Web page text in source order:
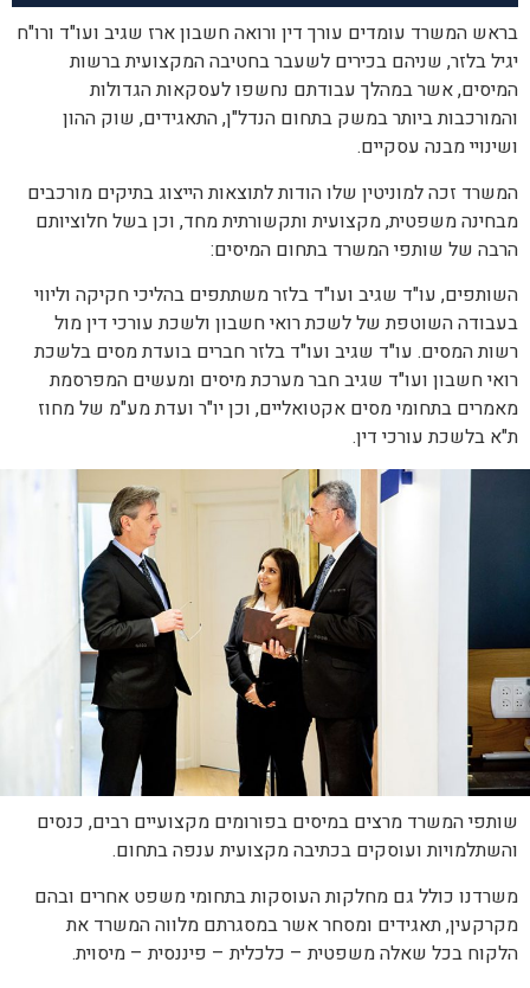
בראש המשרד עומדים עורך דין ורואה חשבון ארז שגיב ועו"ד ורו"ח
יגיל בלזר, שניהם בכירים לשעבר בחטיבה המקצועית ברשות
המיסים, אשר במהלך עבודתם נחשפו לעסקאות הגדולות
והמורכבות ביותר במשק בתחום הנדל"ן, התאגידים, שוק ההון
ושינויי מבנה עסקיים.
המשרד זכה למוניטין שלו הודות לתוצאות הייצוג בתיקים מורכבים
מבחינה משפטית, מקצועית ותקשורתית מחד, וכן בשל חלוציותם
הרבה של שותפי המשרד בתחום המיסים:
השותפים, עו"ד שגיב ועו"ד בלזר משתתפים בהליכי חקיקה וליווי
בעבודה השוטפת של לשכת רואי חשבון ולשכת עורכי דין מול
רשות המסים. עו"ד שגיב ועו"ד בלזר חברים בועדת מסים בלשכת
רואי חשבון ועו"ד שגיב חבר מערכת מיסים ומעשים המפרסמת
מאמרים בתחומי מסים אקטואליים, וכן יו"ר ועדת מע"מ של מחוז
ת"א בלשכת עורכי דין.
שותפי המשרד מרצים במיסים בפורומים מקצועיים רבים, כנסים
והשתלמויות ועוסקים בכתיבה מקצועית ענפה בתחום.
משרדנו כולל גם מחלקות העוסקות בתחומי משפט אחרים ובהם
מקרקעין, תאגידים ומסחר אשר במסגרתם מלווה המשרד את
הלקוח בכל שאלה משפטית – כלכלית – פיננסית – מיסוית.